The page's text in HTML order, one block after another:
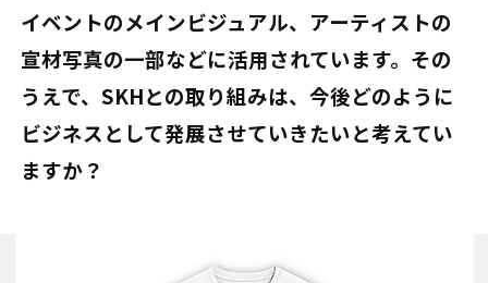
イベントのメインビジュアル、アーティストの
宣材写真の一部などに活用されています。その
うえで、SKHとの取り組みは、今後どのように
ビジネスとして発展させていきたいと考えてい
ますか？